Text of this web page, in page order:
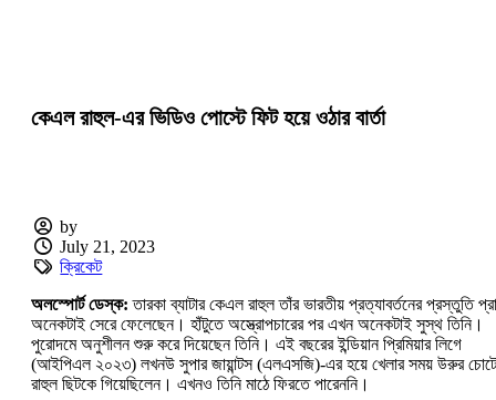
কেএল রাহুল-এর ভিডিও পোস্টে ফিট হয়ে ওঠার বার্তা
by
July 21, 2023
ক্রিকেট
অলস্পোর্ট ডেস্ক: তারকা ব্যাটার কেএল রাহুল তাঁর ভারতীয় প্রত্যাবর্তনের প্রস্তুতি
অনেকটাই সেরে ফেলেছেন। হাঁটুতে অস্ত্রোপচারের পর এখন অনেকটাই সুস্থ তিনি।
পুরোদমে অনুশীলন শুরু করে দিয়েছেন তিনি। এই বছরের ইন্ডিয়ান প্রিমিয়ার লিগে
(আইপিএল ২০২৩) লখনউ সুপার জায়ান্টস (এলএসজি)-এর হয়ে খেলার সময় উরুর চোটে
রাহুল ছিটকে গিয়েছিলেন। এখনও তিনি মাঠে ফিরতে পারেননি।